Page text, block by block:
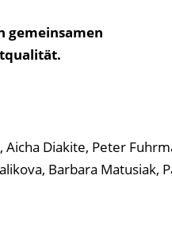
gemeinsamen
Diakite, Peter
Barbara Matusiak,